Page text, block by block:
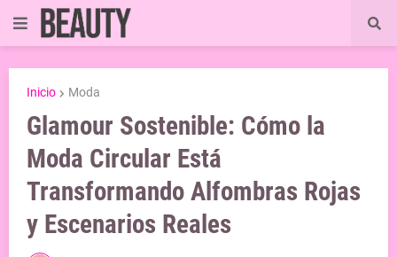
Inicio Moda
Glamour Sostenible: Cómo la
Moda Circular Está
Transformando Alfombras Rojas
y Escenarios Reales